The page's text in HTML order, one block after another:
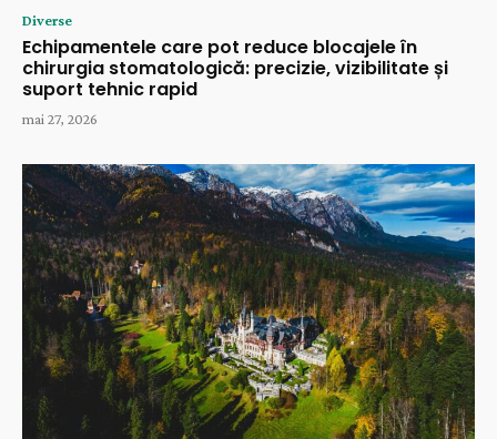
Diverse
Echipamentele care pot reduce blocajele în
chirurgia stomatologică: precizie, vizibilitate și
suport tehnic rapid
mai 27, 2026